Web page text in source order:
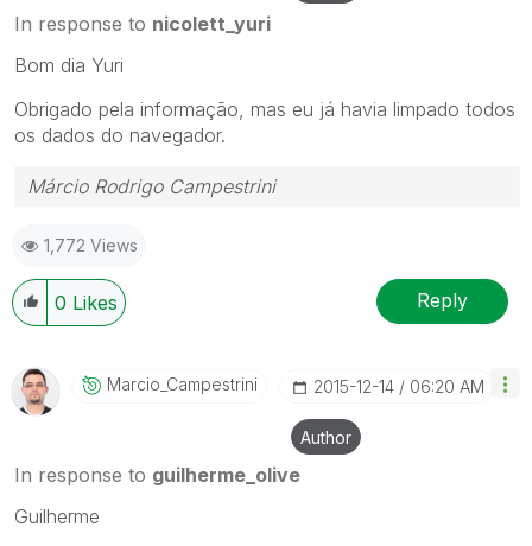
In response to nicolett_yuri
Bom dia Yuri
Obrigado pela informação, mas eu já havia limpado todos
os dados do navegador.
Márcio Rodrigo Campestrini
1,772 Views
0 Likes Reply
Marcio_CampestrIni ‎2015-12-14 06:20 AM
Author
In response to guilherme_olive
Guilherme